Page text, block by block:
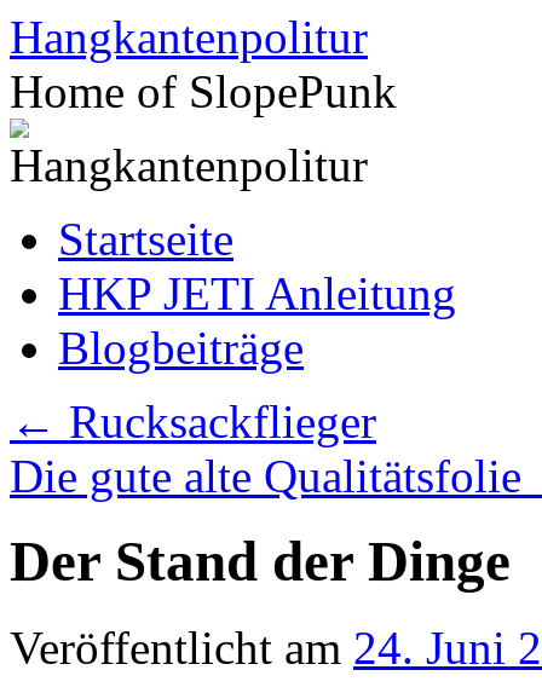
Zum
Inhalt
springen
Hangkantenpolitur
Home of SlopePunk
Startseite
HKP JETI Anleitung
Blogbeiträge
← Rucksackflieger
Die gute alte Qualitätsfolie
Der Stand der Dinge
Veröffentlicht am 24. Juni